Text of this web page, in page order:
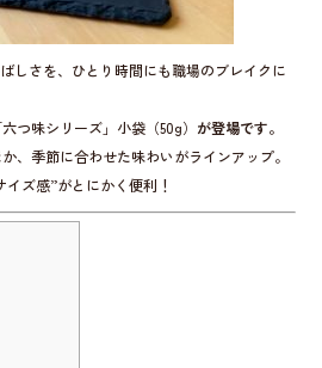
しさを、ひとり時間にも職場のブレイクに
つ味シリーズ」小袋（50g） が登場です。
、季節に合わせた味わいがラインアップ。
ズ感”がとにかく便利！